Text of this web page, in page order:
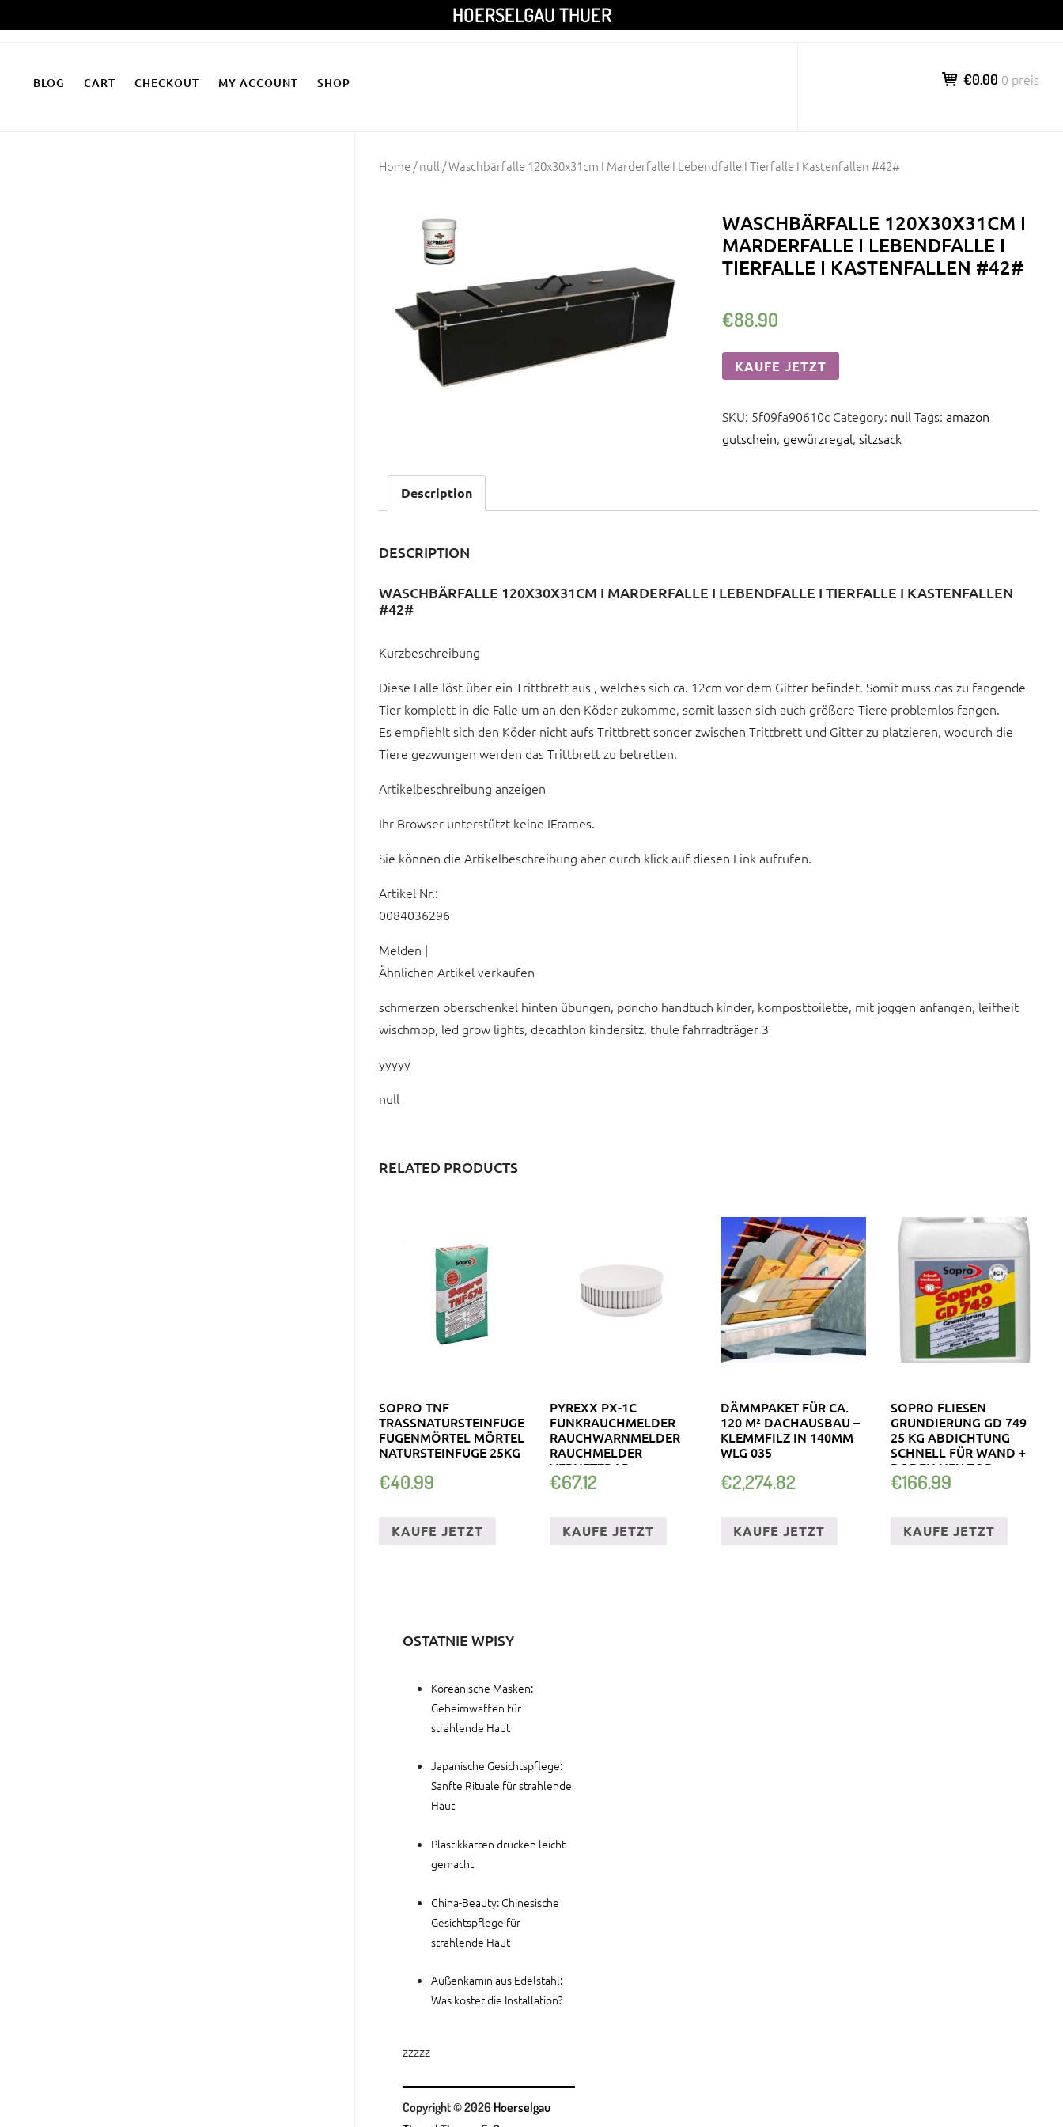
Inhalt
HOERSELGAU THUER
BLOG CART CHECKOUT MY ACCOUNT SHOP €0.00 0 preis
Home/null / Waschbärfalle 120x30x31cm I Marderfalle I Lebendfalle I Tierfalle I Kastenfallen #42#
WASCHBÄRFALLE 120X30X31CM I
MARDERFALLE I LEBENDFALLE I
TIERFALLE I KASTENFALLEN #42#
€88.90
KAUFE JETZT
SKU: 5f09fa90610c Category: nullTags:amazon
gutschein, gewürzregal,sitzsack
Description
DESCRIPTION
WASCHBÄRFALLE 120X30X31CM I MARDERFALLE I LEBENDFALLE I TIERFALLE I KASTENFALLEN
#42#
Kurzbeschreibung
Diese Falle löst über ein Trittbrett aus , welches sich ca. 12cm vor dem Gitter befindet. Somit muss das zu fangende
Tier komplett in die Falle um an den Köder zukomme, somit lassen sich auch größere Tiere problemlos fangen.
Es empfiehlt sich den Köder nicht aufs Trittbrett sonder zwischen Trittbrett und Gitter zu platzieren, wodurch die
Tiere gezwungen werden das Trittbrett zu betretten.
Artikelbeschreibung anzeigen
Ihr Browser unterstützt keine IFrames.
Sie können die Artikelbeschreibung aber durch klick auf diesen Link aufrufen.
Artikel Nr.:
0084036296
Melden |
Ähnlichen Artikel verkaufen
schmerzen oberschenkel hinten übungen, poncho handtuch kinder, komposttoilette, mit joggen anfangen, leifheit
wischmop, led grow lights, decathlon kindersitz, thule fahrradträger 3
yyyyy
null
RELATED PRODUCTS
SOPRO TNF
TRASSNATURSTEINFUGE
FUGENMÖRTEL MÖRTEL
NATURSTEINFUGE 25KG
€40.99
KAUFE JETZT
PYREXX PX-1C
FUNKRAUCHMELDER
RAUCHWARNMELDER
RAUCHMELDER
VERNETZBAR
€67.12
KAUFE JETZT
DÄMMPAKET FÜR CA.
120 M² DACHAUSBAU –
KLEMMFILZ IN 140MM
WLG 035
€2,274.82
KAUFE JETZT
SOPRO FLIESEN
GRUNDIERUNG GD 749
25 KG ABDICHTUNG
SCHNELL FÜR WAND +
BODEN NEU TOP
€166.99
KAUFE JETZT
OSTATNIE WPISY
Koreanische Masken:
Geheimwaffen für
strahlende Haut
Japanische Gesichtspflege:
Sanfte Rituale für strahlende
Haut
Plastikkarten drucken leicht
gemacht
China-Beauty: Chinesische
Gesichtspflege für
strahlende Haut
Außenkamin aus Edelstahl:
Was kostet die Installation?
zzzzz
Copyright © 2026 Hoerselgau